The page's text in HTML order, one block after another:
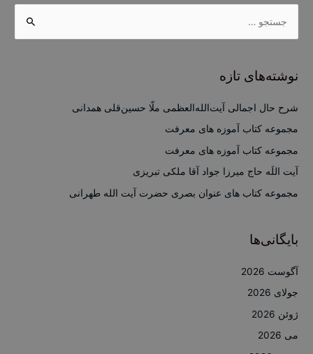
ب
ی
نوشته‌های تازه
شرح حال اجمالی آیت‌الله‌العظمی ملّا حسین‌قلی همدانی
مجموعه کتاب آموزه های معرفت
مجموعه کتاب آموزه های معرفت
آیت اللَه حاج میرزا جواد آقا ملکی تبریزی
مجموعه کتاب های عنوان بصری حضرت آیت الله طهرانی
بایگانی‌ها
آگوست 2026
جولای 2026
ژوئن 2026
می 2026